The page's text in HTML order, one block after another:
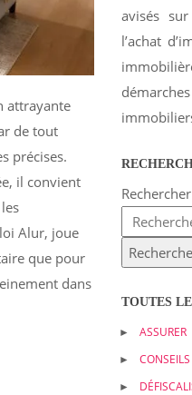
attrayante
de tout
précises.
il convient
Alur, joue
que pour
dans
avisés
l’achat
TOUTES
ASSURER
CONSEILS